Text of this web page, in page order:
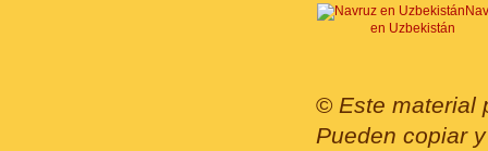
en Uzbekistán
© Este material
Pueden copiar